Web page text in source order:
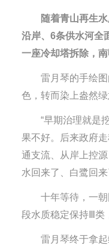
随着青山再生
沿岸、6条供水河全
一座冷却塔拆除，南
雷月琴的手绘图
色，转而染上盎然绿
“早期治理就是
果不好。后来政府
通支流、从岸上控
水回来了、白鹭回来
十年等待，一
段水质稳定保持Ⅲ类
雷月琴终于拿